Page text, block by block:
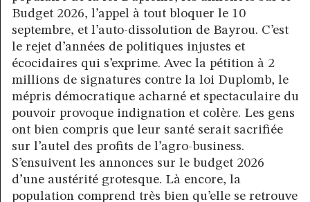
Budget 2026, l’appel à tout bloquer le 10
septembre, et l’auto-dissolution de Bayrou. C’est
le rejet d’années de politiques injustes et
écocidaires qui s’exprime. Avec la pétition à 2
millions de signatures contre la loi Duplomb, le
mépris démocratique acharné et spectaculaire du
pouvoir provoque indignation et colère. Les gens
ont bien compris que leur santé serait sacrifiée
sur l’autel des profits de l’agro-business.
S’ensuivent les annonces sur le budget 2026
d’une austérité grotesque. Là encore, la
population comprend très bien qu’elle se retrouve